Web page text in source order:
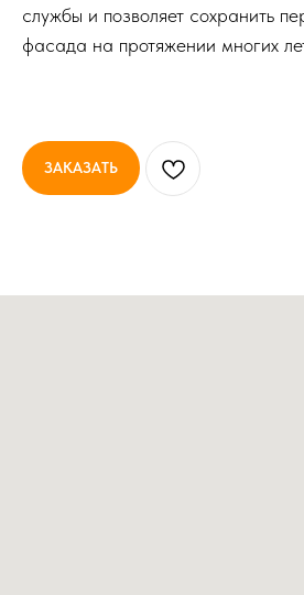
службы и позволяет сохранить
фасада на протяжении многих
ЗАКАЗАТЬ